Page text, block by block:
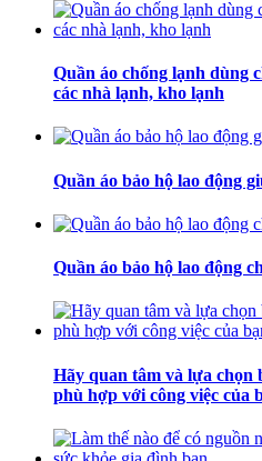
Quần áo chống lạnh dùng
các nhà lạnh, kho lạnh
Quần áo bảo hộ lao động
Quần áo bảo hộ lao động
Hãy quan tâm và lựa chọn
phù hợp với công việc của